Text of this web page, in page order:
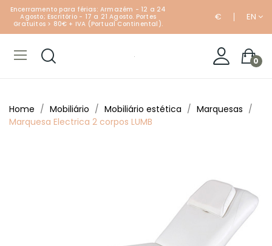
Encerramento para férias: Armazém - 12 a 24
Agosto; Escritório - 17 a 21 Agosto. Portes
Gratuitos > 80€ + IVA (Portual Continental).
€ EN
0
Home Mobiliário Mobiliário estética
Marquesas
Marquesa Electrica 2 corpos LUMB